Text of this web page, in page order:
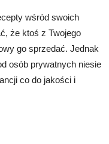
wśród swoich
że ktoś z Twojego
go sprzedać. Jednak
osób prywatnych niesie
co do jakości i